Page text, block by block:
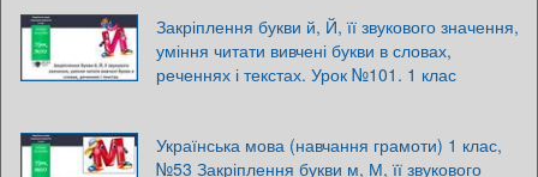
Закріплення букви й, Й, її звукового значення,
уміння читати вивчені букви в словах,
реченнях і текстах. Урок №101. 1 клас
Українська мова (навчання грамоти) 1 клас,
№53 Закріплення букви м, М, її звукового